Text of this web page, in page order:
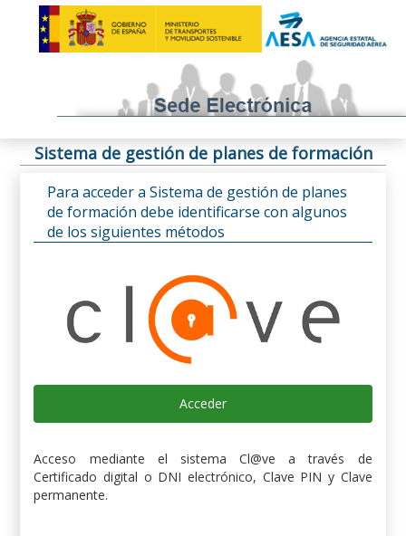
Sistema de gestión de planes de formación
Para acceder a Sistema de gestión de planes
de formación debe identificarse con algunos
de los siguientes métodos
Acceder
Acceso mediante el sistema Cl@ve a través de
Certificado digital o DNI electrónico, Clave PIN y Clave
permanente.